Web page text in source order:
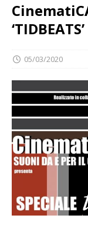
‘TIDBEATS’
05/03/2020